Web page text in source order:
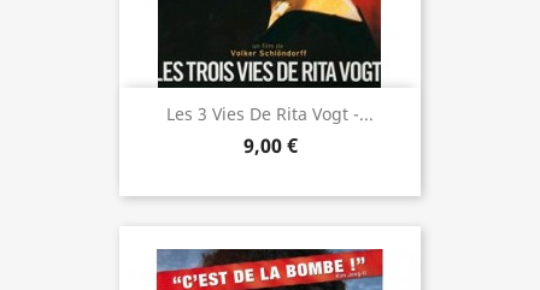
Les 3 Vies De Rita Vogt -...
9,00 €